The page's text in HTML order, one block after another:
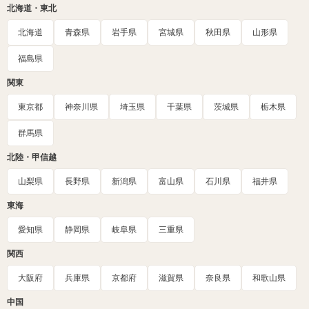
北海道・東北
北海道 青森県 岩手県 宮城県 秋田県 山形県
福島県
関東
東京都 神奈川県 埼玉県 千葉県 茨城県 栃木県
群馬県
北陸・甲信越
山梨県 長野県 新潟県 富山県 石川県 福井県
東海
愛知県 静岡県 岐阜県 三重県
関西
大阪府 兵庫県 京都府 滋賀県 奈良県 和歌山県
中国